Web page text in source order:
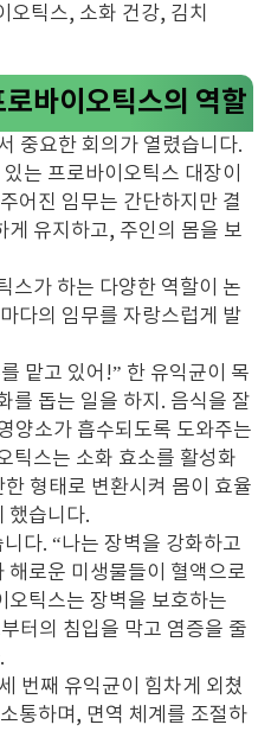
오틱스, 소화 건강, 김치
바이오틱스의 역할
중요한 회의가 열렸습니다.
는 프로바이오틱스 대장이
어진 임무는 간단하지만 결
게 유지하고, 주인의 몸을 보
스가 하는 다양한 역할이 논
다의 임무를 자랑스럽게 발
맡고 있어!” 한 유익균이 목
를 돕는 일을 하지. 음식을 잘
양소가 흡수되도록 도와주는
틱스는 소화 효소를 활성화
형태로 변환시켜 몸이 효율
했습니다.
다. “나는 장벽을 강화하고
해로운 미생물들이 혈액으로
오틱스는 장벽을 보호하는
터의 침입을 막고 염증을 줄
번째 유익균이 힘차게 외쳤
통하며, 면역 체계를 조절하